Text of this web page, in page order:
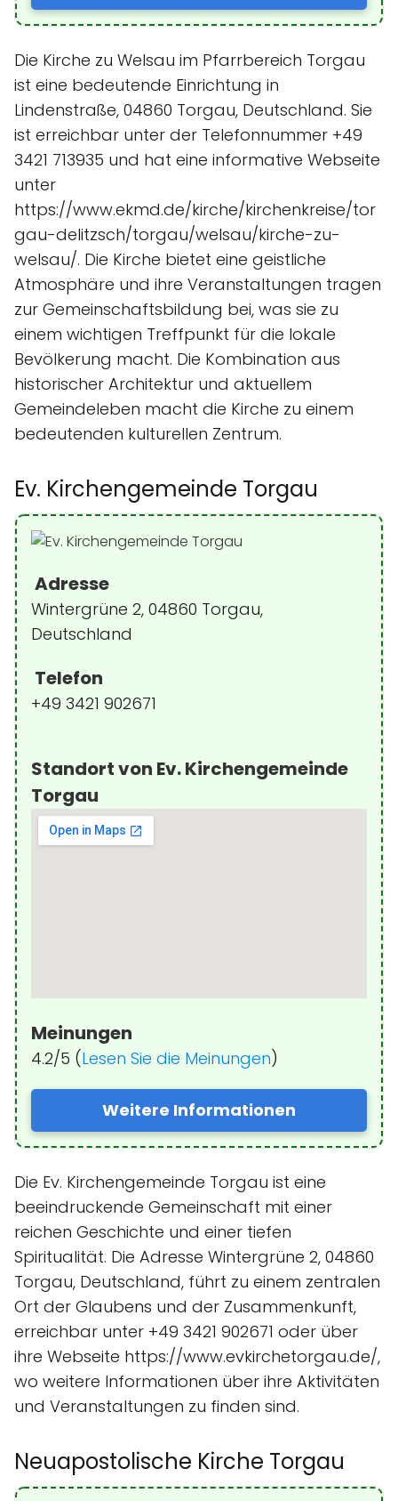
Die Kirche zu Welsau im Pfarrbereich Torgau
ist eine bedeutende Einrichtung in
Lindenstraße, 04860 Torgau, Deutschland. Sie
ist erreichbar unter der Telefonnummer +49
3421 713935 und hat eine informative Webseite
unter
https://www.ekmd.de/kirche/kirchenkreise/tor
gau-delitzsch/torgau/welsau/kirche-zu-
welsau/. Die Kirche bietet eine geistliche
Atmosphäre und ihre Veranstaltungen tragen
zur Gemeinschaftsbildung bei, was sie zu
einem wichtigen Treffpunkt für die lokale
Bevölkerung macht. Die Kombination aus
historischer Architektur und aktuellem
Gemeindeleben macht die Kirche zu einem
bedeutenden kulturellen Zentrum.
Ev. Kirchengemeinde Torgau
Adresse
Wintergrüne 2, 04860 Torgau,
Deutschland
Telefon
+49 3421 902671
Standort von Ev. Kirchengemeinde
Torgau
Meinungen
4.2/5 (Lesen Sie die Meinungen)
Weitere Informationen
Die Ev. Kirchengemeinde Torgau ist eine
beeindruckende Gemeinschaft mit einer
reichen Geschichte und einer tiefen
Spiritualität. Die Adresse Wintergrüne 2, 04860
Torgau, Deutschland, führt zu einem zentralen
Ort der Glaubens und der Zusammenkunft,
erreichbar unter +49 3421 902671 oder über
ihre Webseite https://www.evkirchetorgau.de/,
wo weitere Informationen über ihre Aktivitäten
und Veranstaltungen zu finden sind.
Neuapostolische Kirche Torgau